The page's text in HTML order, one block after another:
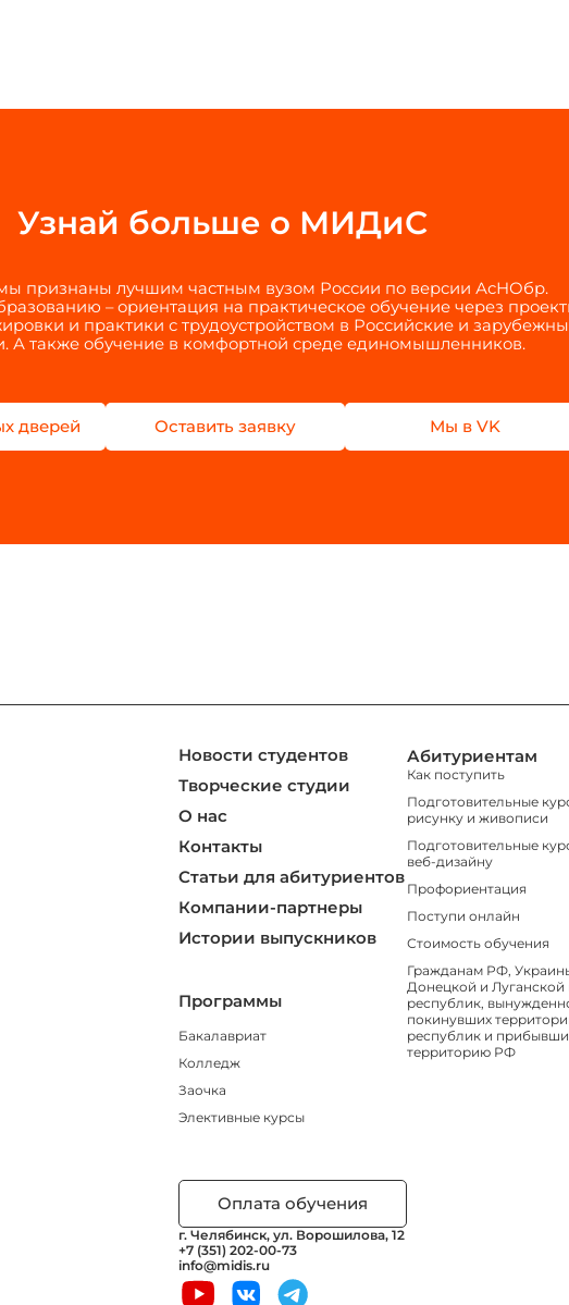
Узнай больше о МИДиС
мы признаны лучшим частным вузом России по версии АсНОбр.
– ориентация на практическое обучение через
и практики с трудоустройством в Российские и
А также обучение в комфортной среде единомышленников.
дверей Оставить заявку Мы в VK
Новости студентов
Творческие студии
О нас
Контакты
Статьи для абитуриентов
Компании-партнеры
Истории выпускников
Программы
Бакалавриат
Колледж
Заочка
Элективные курсы
Абитуриентам
Как поступить
Подготовительные
рисунку и живописи
Подготовительные
веб-дизайну
Профориентация
Поступи онлайн
Стоимость обучения
Гражданам РФ,
Донецкой и Луганской
республик,
покинувших
республик и
территорию РФ
Оплата обучения
г. Челябинск, ул. Ворошилова, 12
+7 (351) 202-00-73
info@midis.ru